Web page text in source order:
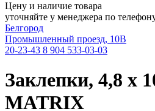
Цену и наличие товара
уточняйте у менеджера по
Белгород
Промышленный проезд, 10В
20-23-43 8 904 533-03-03
Заклепки, 4,8 х
MATRIX